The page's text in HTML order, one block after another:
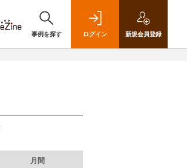
事例を探す ログイン 新規会員登録
月間